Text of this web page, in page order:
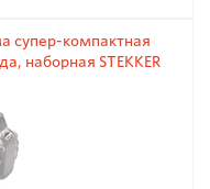
супер-компактная
наборная STEKKER